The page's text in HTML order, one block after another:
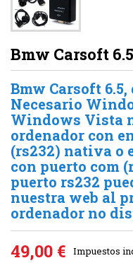
Bmw Carsoft 6.5
Bmw Carsoft
Necesario
Windows Vista
ordenador con
(rs232) nativa o
con puerto com
puerto rs232
nuestra web al
ordenador no
49,00 € Impuestos